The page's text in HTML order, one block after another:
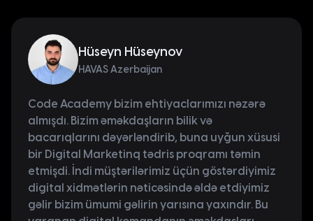
Hüseyn Hüseynov
HAVAS Azerbaijan
Code Academy bizim ehtiyaclarımızı nəzərə
almışdı. Bizim əməkdaşların bilik və
bacarıqlarını dəyərləndirib, buna uyğun xüsusi
bir Digital Marketinq tədris proqramı təmin
etmişdi. İndi müştərilərimiz üçün göstərdiyimiz
digital xidmətlərin nəticəsində əldə etdiyimiz
gəlir bizim ümumi gəlirin yarısına yaxındır. Bu